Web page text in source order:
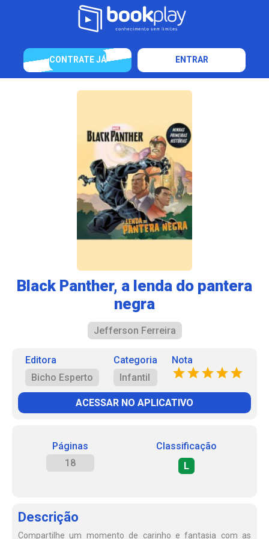
CONTRATE JÁ ENTRAR
Black Panther, a lenda do pantera
negra
Jefferson Ferreira
Editora
Bicho Esperto
Categoria
Infantil
Nota
ACESSAR NO APLICATIVO
Páginas
18
Classificação
L
Descrição
Compartilhe um momento de carinho e fantasia com as